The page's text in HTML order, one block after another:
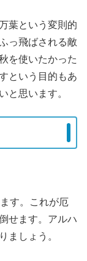
葉という変則的
っ飛ばされる敵
を使いたかった
という目的もあ
と思います。
す。これが厄
せます。アルハ
ましょう。